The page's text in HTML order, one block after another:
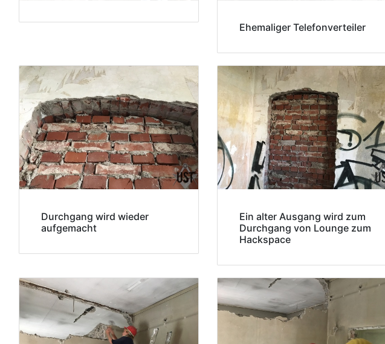
Ehemaliger Telefonverteiler
Durchgang wird wieder
aufgemacht
Ein alter Ausgang wird zum
Durchgang von Lounge zum
Hackspace